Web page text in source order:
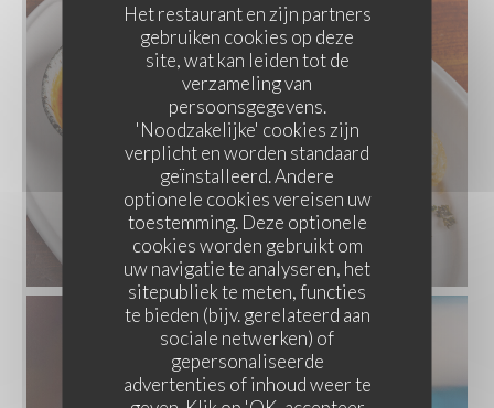
Het restaurant en zijn partners
gebruiken cookies op deze
site, wat kan leiden tot de
verzameling van
persoonsgegevens.
'Noodzakelijke' cookies zijn
verplicht en worden standaard
geïnstalleerd. Andere
optionele cookies vereisen uw
toestemming. Deze optionele
cookies worden gebruikt om
uw navigatie te analyseren, het
sitepubliek te meten, functies
te bieden (bijv. gerelateerd aan
sociale netwerken) of
gepersonaliseerde
advertenties of inhoud weer te